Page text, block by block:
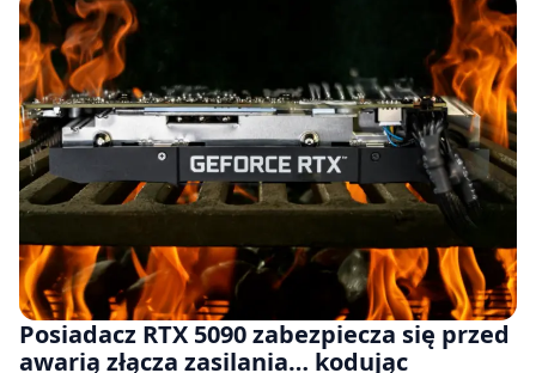
Posiadacz RTX 5090 zabezpiecza się przed
awarią złącza zasilania… kodując